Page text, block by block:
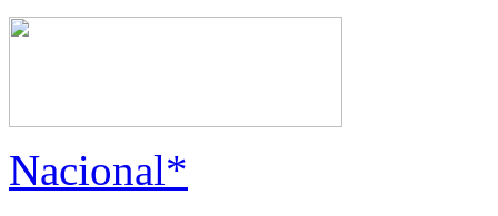
Nacional*